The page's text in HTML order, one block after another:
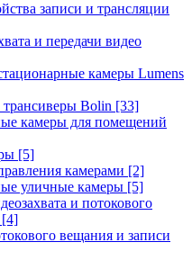
записи и трансляции
и передачи видео
камеры Lumens
Bolin [33]
камеры для помещений
[5]
камерами [2]
уличные камеры [5]
и потокового
[4]
вещания и записи